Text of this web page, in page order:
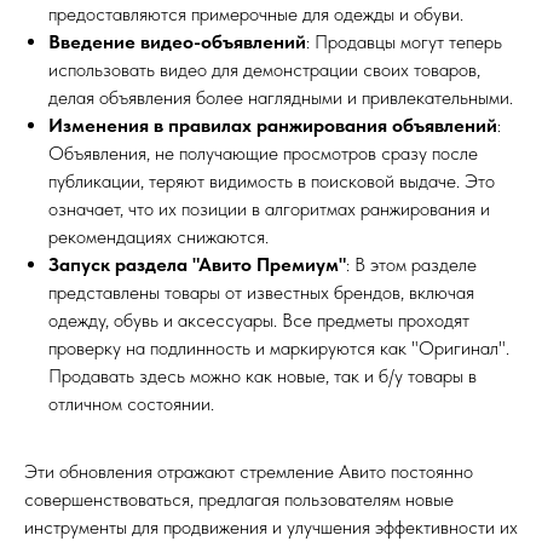
предоставляются примерочные для одежды и обуви.
Введение видео-объявлений: Продавцы могут теперь
использовать видео для демонстрации своих товаров,
делая объявления более наглядными и привлекательными.
Изменения в правилах ранжирования объявлений:
Объявления, не получающие просмотров сразу после
публикации, теряют видимость в поисковой выдаче. Это
означает, что их позиции в алгоритмах ранжирования и
рекомендациях снижаются.
Запуск раздела "Авито Премиум": В этом разделе
представлены товары от известных брендов, включая
одежду, обувь и аксессуары. Все предметы проходят
проверку на подлинность и маркируются как "Оригинал".
Продавать здесь можно как новые, так и б/у товары в
отличном состоянии.
Эти обновления отражают стремление Авито постоянно
совершенствоваться, предлагая пользователям новые
инструменты для продвижения и улучшения эффективности их